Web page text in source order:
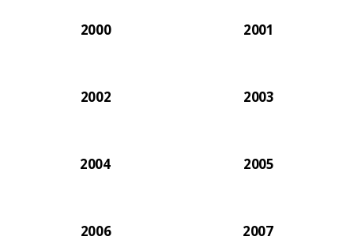
2000 2001
2002 2003
2004 2005
2006 2007